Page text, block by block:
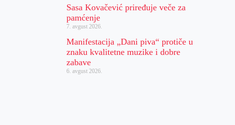
Sasa Kovačević priređuje veče za
pamćenje
7. avgust 2026.
Manifestacija „Dani piva“ protiče u
znaku kvalitetne muzike i dobre
zabave
6. avgust 2026.